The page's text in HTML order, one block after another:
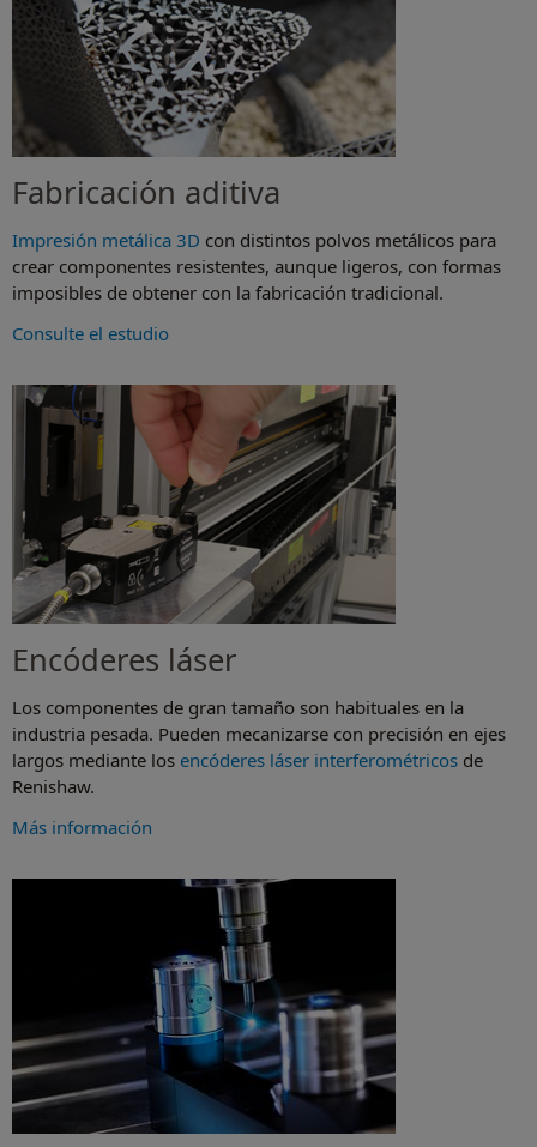
Fabricación aditiva
Impresión metálica 3D con distintos polvos metálicos para
crear componentes resistentes, aunque ligeros, con formas
imposibles de obtener con la fabricación tradicional.
Consulte el estudio
Encóderes láser
Los componentes de gran tamaño son habituales en la
industria pesada. Pueden mecanizarse con precisión en ejes
largos mediante los encóderes láser interferométricos de
Renishaw.
Más información